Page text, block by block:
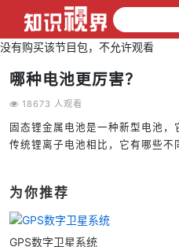
没有购买该节目包，不允许观看
哪种电池更厉害？
18673 人观看
固态锂金属电池是一种新型电池
传统锂离子电池相比，它有哪些不
为你推荐
GPS数字卫星系统